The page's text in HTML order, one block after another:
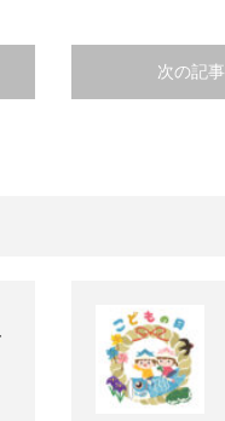
次の記事